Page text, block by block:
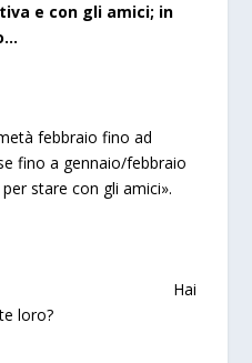
e con gli amici; in
febbraio fino ad
fino a gennaio/febbraio
stare con gli amici».
Hai
loro?